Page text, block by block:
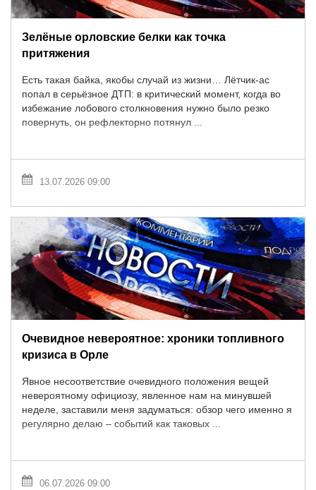
Зелёные орловские белки как точка
притяжения
Есть такая байка, якобы случай из жизни… Лётчик-ас
попал в серьёзное ДТП: в критический момент, когда во
избежание лобового столкновения нужно было резко
повернуть, он рефлекторно потянул ...
13.07.2026 09:00
Очевидное невероятное: хроники топливного
кризиса в Орле
Явное несоответствие очевидного положения вещей
невероятному официозу, явленное нам на минувшей
неделе, заставили меня задуматься: обзор чего именно я
регулярно делаю – событий как таковых ...
06.07.2026 09:00